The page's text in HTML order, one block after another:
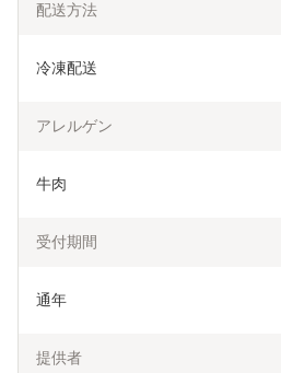
配送方法
冷凍配送
アレルゲン
牛肉
受付期間
通年
提供者